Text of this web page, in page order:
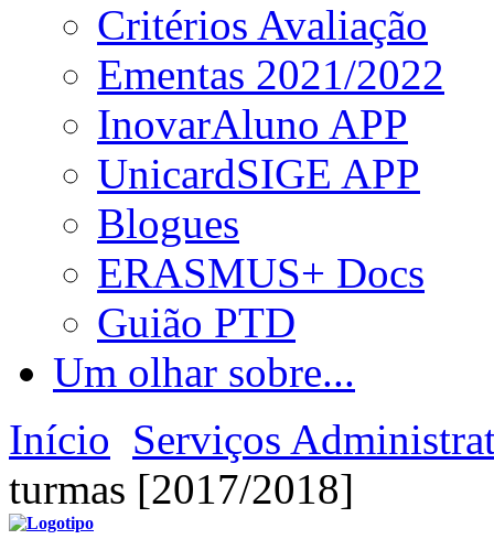
Critérios Avaliação
Ementas 2021/2022
InovarAluno APP
UnicardSIGE APP
Blogues
ERASMUS+ Docs
Guião PTD
Um olhar sobre...
Início Serviços
turmas [2017/2018]